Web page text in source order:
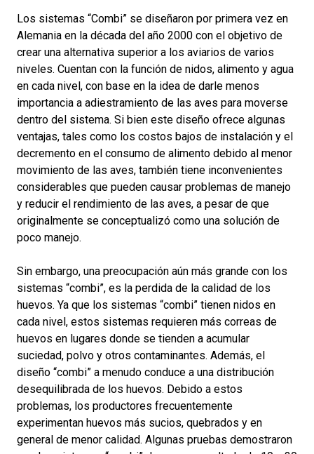
Los sistemas “Combi” se diseñaron por primera vez en
Alemania en la década del año 2000 con el objetivo de
crear una alternativa superior a los aviarios de varios
niveles. Cuentan con la función de nidos, alimento y agua
en cada nivel, con base en la idea de darle menos
importancia a adiestramiento de las aves para moverse
dentro del sistema. Si bien este diseño ofrece algunas
ventajas, tales como los costos bajos de instalación y el
decremento en el consumo de alimento debido al menor
movimiento de las aves, también tiene inconvenientes
considerables que pueden causar problemas de manejo
y reducir el rendimiento de las aves, a pesar de que
originalmente se conceptualizó como una solución de
poco manejo.
Sin embargo, una preocupación aún más grande con los
sistemas “combi”, es la perdida de la calidad de los
huevos. Ya que los sistemas “combi” tienen nidos en
cada nivel, estos sistemas requieren más correas de
huevos en lugares donde se tienden a acumular
suciedad, polvo y otros contaminantes. Además, el
diseño “combi” a menudo conduce a una distribución
desequilibrada de los huevos. Debido a estos
problemas, los productores frecuentemente
experimentan huevos más sucios, quebrados y en
general de menor calidad. Algunas pruebas demostraron